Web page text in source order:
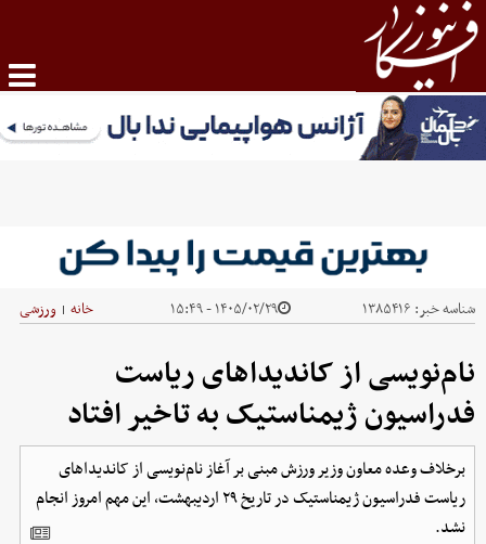
شناسه خبر: ۱۳۸۵۴۱۶ ۱۴۰۵/۰۲/۲۹ - ۱۵:۴۹ خانه | ورزشی
نام‌نویسی از کاندیداهای ریاست
فدراسیون ژیمناستیک به تاخیر افتاد
برخلاف وعده معاون وزیر ورزش مبنی بر آغاز نام‌نویسی از کاندیداهای
ریاست فدراسیون ژیمناستیک در تاریخ ۲۹ اردیبهشت، این مهم امروز انجام
نشد.